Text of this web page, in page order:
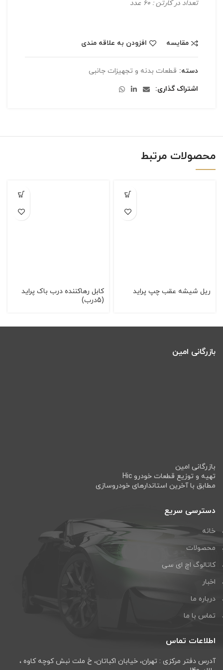
تعداد در کارتن : 60 عدد
مقایسه افزودن به علاقه مندی
دسته: قطعات بدنه و تجهیزات جانبی
اشتراک گذاری
محصولات مرتبط
ریل شیشه عقب چپ پراید
کابل رهاکننده درب باک پراید
(5درب)
بازرگانی امین
بازرگانی امین
تهیه و توزیع قطعات خودرو Hic
مطابق با آخرین استاندارهای خودروسازی
دسترسی سریع
خانه
محصولات
کاتالوگ اچ ای سی
اخبار
درباره ما
تماس با ما
اطلاعات تماس
آدرس دفتر مرکزی : تهران، خيابان اكباتان، خ ملت نبش كوچه كاوه ،